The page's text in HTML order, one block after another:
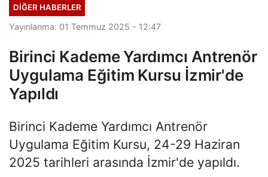
DIĞER HABERLER
Yayınlanma: 01 Temmuz 2025 - 12:47
Birinci Kademe Yardımcı Antrenör
Uygulama Eğitim Kursu İzmir'de
Yapıldı
Birinci Kademe Yardımcı Antrenör
Uygulama Eğitim Kursu, 24-29 Haziran
2025 tarihleri arasında İzmir'de yapıldı.